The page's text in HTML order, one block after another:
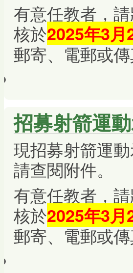
有意任教者，
核於2025年3
郵寄、電郵或
招募射箭運
現招募射箭運
請查閱附件。
有意任教者，
核於2025年3
郵寄、電郵或